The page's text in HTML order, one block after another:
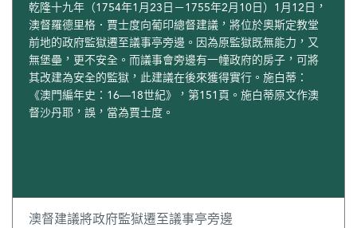
乾隆十九年（1754年1月23日－1755年2月10日）1月12日，
澳督羅德里格．賈士度向葡印總督建議，將位於奧斯定教堂
前地的政府監獄遷至議事亭旁邊。因為原監獄既無能力，又
無堡壘，更不安全。而議事會旁邊有一幢政府的房子，可將
其改建為安全的監獄，此建議在後來獲得實行。施白蒂：
《澳門編年史：16—18世紀》，第151頁。施白蒂原文作澳
督沙丹耶，誤，當為賈士度。
澳督建議將政府監獄遷至議事亭旁邊